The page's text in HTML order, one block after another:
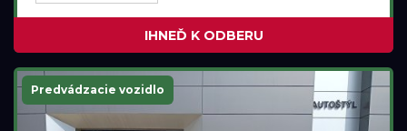
IHNEĎ K ODBERU
Predvádzacie vozidlo